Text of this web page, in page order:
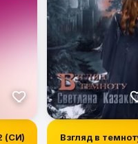
(СИ) Взгляд в